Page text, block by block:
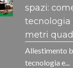
spazi:
tecnologia
metri
Allestimento
tecnologia e...